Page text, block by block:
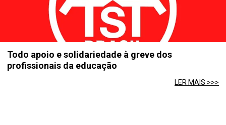
Todo apoio e solidariedade à greve dos
profissionais da educação
LER MAIS >>>